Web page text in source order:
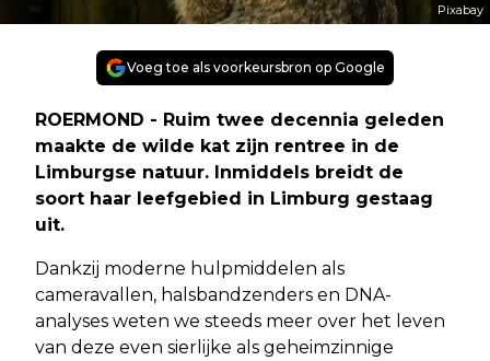
Pixabay
Voeg toe als voorkeursbron op Google
ROERMOND - Ruim twee decennia geleden
maakte de wilde kat zijn rentree in de
Limburgse natuur. Inmiddels breidt de
soort haar leefgebied in Limburg gestaag
uit.
Dankzij moderne hulpmiddelen als
cameravallen, halsbandzenders en DNA-
analyses weten we steeds meer over het leven
van deze even sierlijke als geheimzinnige